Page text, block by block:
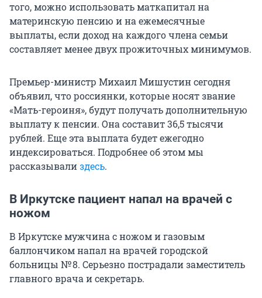
того, можно использовать маткапитал на
материнскую пенсию и на ежемесячные
выплаты, если доход на каждого члена семьи
составляет менее двух прожиточных минимумов.
Премьер-министр Михаил Мишустин сегодня
объявил, что россиянки, которые носят звание
«Мать-героиня», будут получать дополнительную
выплату к пенсии. Она составит36,5 тысячи
рублей. Еще эта выплата будет ежегодно
индексироваться. Подробнее об этом мы
рассказывализдесь.
В Иркутске пациент напал на врачей с
ножом
В Иркутске мужчина с ножом и газовым
баллончиком напал на врачей городской
больницы № 8. Серьезно пострадали заместитель
главного врача и секретарь.